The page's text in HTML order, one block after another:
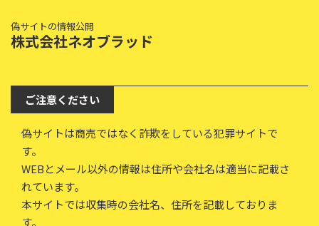
偽サイトの情報公開
株式会社ネオブラッド
ご注意ください
偽サイトは商売ではなく詐欺をしている犯罪サイトで
す。
WEBとメール以外の情報は住所や会社名は適当に記載さ
れています。
本サイトでは収集時の会社名、住所を記載しておりま
す。